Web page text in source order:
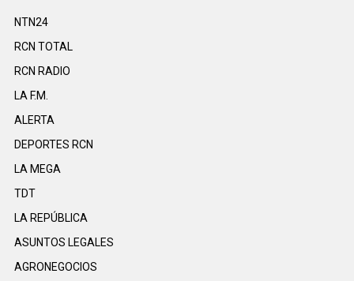
NTN24
RCN TOTAL
RCN RADIO
LA F.M.
ALERTA
DEPORTES RCN
LA MEGA
TDT
LA REPÚBLICA
ASUNTOS LEGALES
AGRONEGOCIOS